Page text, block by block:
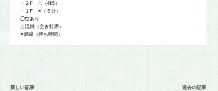
・２F △（残5）
・１F ✕（５分）
◯空あり
△混雑（空き打席）
✕満席（待ち時間）
新しい記事 過去の記事